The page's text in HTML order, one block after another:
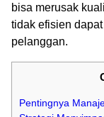
bisa merusak
tidak efisien
pelanggan.
Pentingnya